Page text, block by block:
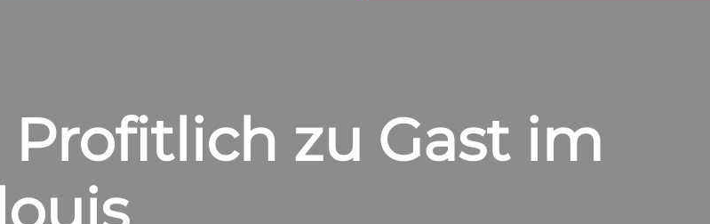
zu Gast im